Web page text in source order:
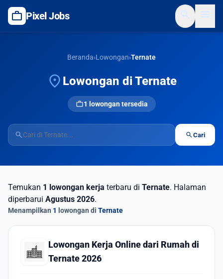
work Pixel Jobs
Beranda›Lowongan›Ternate
location_on Lowongan di Ternate
work1 lowongan tersedia
search searchCari
Temukan 1 lowongan kerja terbaru di Ternate. Halaman
diperbarui Agustus 2026.
Menampilkan 1 lowongan di Ternate
Lowongan Kerja Online dari Rumah di
Ternate 2026